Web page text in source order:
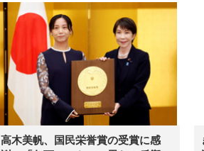
高木美帆、国民栄誉賞の受賞に感